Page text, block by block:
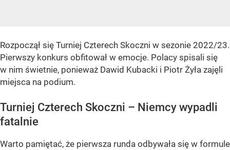
Rozpoczął się Turniej Czterech Skoczni w sezonie 2022/23.
Pierwszy konkurs obfitował w emocje. Polacy spisali się
w nim świetnie, ponieważ Dawid Kubacki i Piotr Żyła zajęli
miejsca na podium.
Turniej Czterech Skoczni – Niemcy wypadli
fatalnie
Warto pamiętać, że pierwsza runda odbywała się w formule